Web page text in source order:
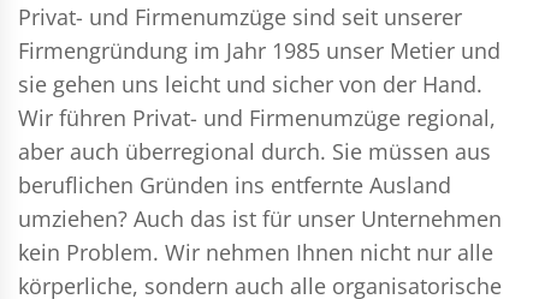
Privat- und Firmenumzüge sind seit unserer
Firmengründung im Jahr 1985 unser Metier und
sie gehen uns leicht und sicher von der Hand.
Wir führen Privat- und Firmenumzüge regional,
aber auch überregional durch. Sie müssen aus
beruflichen Gründen ins entfernte Ausland
umziehen? Auch das ist für unser Unternehmen
kein Problem. Wir nehmen Ihnen nicht nur alle
körperliche, sondern auch alle organisatorische